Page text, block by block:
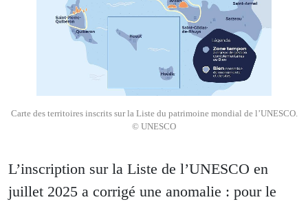
Carte des territoires inscrits sur la Liste du patrimoine mondial de l’UNESCO.
© UNESCO
L’inscription sur la Liste de l’UNESCO en
juillet 2025 a corrigé une anomalie : pour le